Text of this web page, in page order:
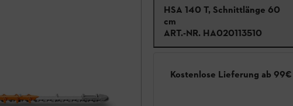
HSA 140 T, Schnittlänge 60
cm
ART.-NR. HA020113510
Kostenlose Lieferung ab 99€